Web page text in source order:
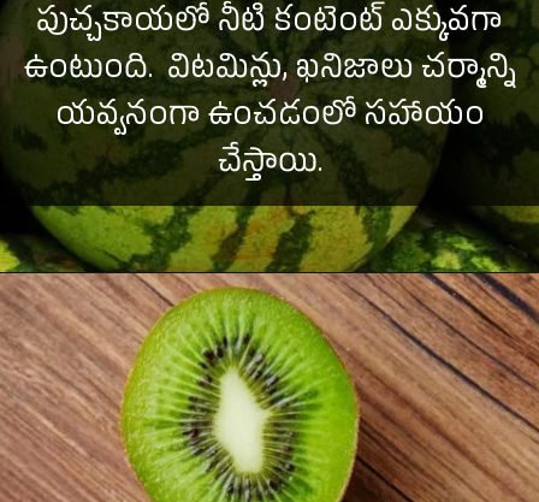
పుచ్చకాయలో నీటి కంటెంట్ ఎక్కువగా
ఉంటుంది. విటమిన్లు, ఖనిజాలు చర్మాన్ని
యవ్వనంగా ఉంచడంలో సహాయం
చేస్తాయి.